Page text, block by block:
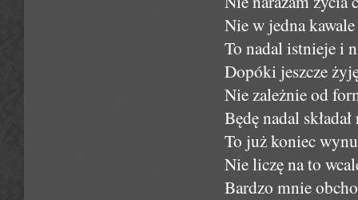
Nie w jedna
To nadal istnieje i
Dopóki jeszcze
Nie zależnie od
Będę nadal
To już koniec
Nie liczę na to
Bardzo mnie